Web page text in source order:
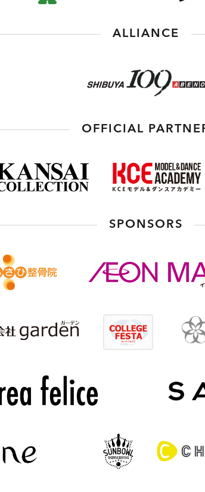
ALLIANCE
OFFICIAL
SPONSORS